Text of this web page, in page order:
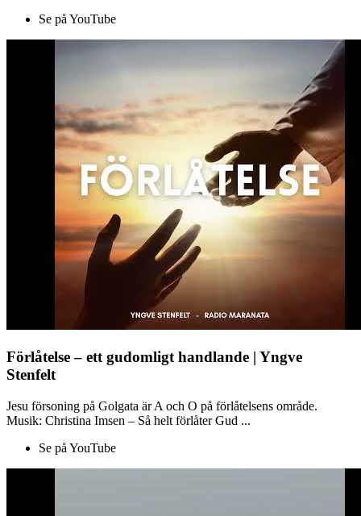
Se på YouTube
Förlåtelse – ett gudomligt handlande | Yngve
Stenfelt
Jesu försoning på Golgata är A och O på förlåtelsens område.
Musik: Christina Imsen – Så helt förlåter Gud ...
Se på YouTube